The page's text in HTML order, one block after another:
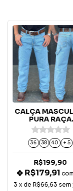
CALÇA
PURA RAÇA
CARPINTEIRA -
DELAVE
36 38 40 + 5
R$199,90
R$179,91
3 x deR$66,63 sem